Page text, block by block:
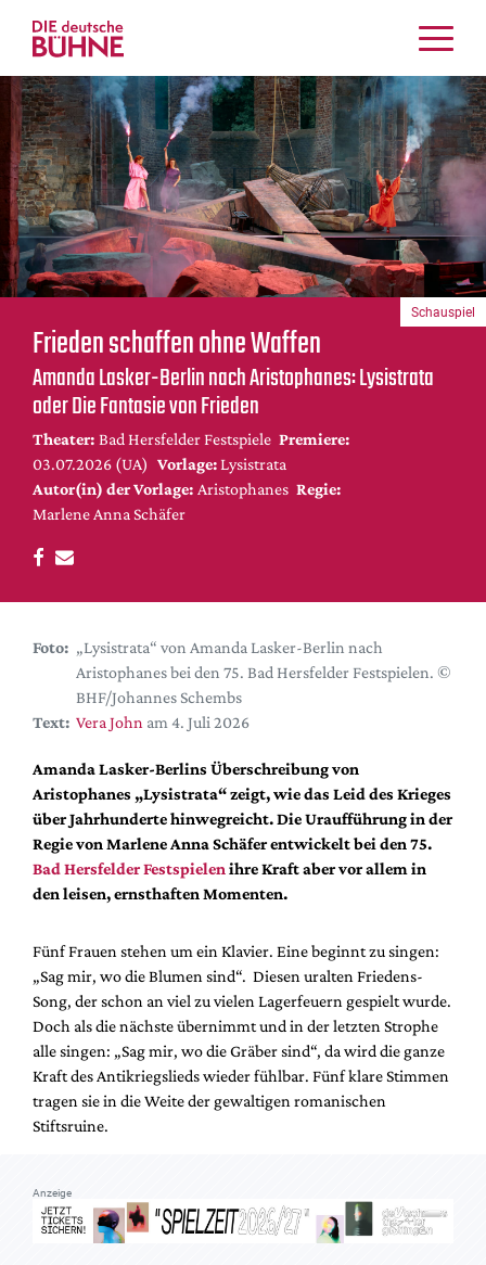
Kritiken
Schauspiel
Musiktheater
Tanz
Crossover
Bühnenwelt
Festivals & Veranstaltungen
Menschen & Theater
Themen
Internationales
Nachrufe
Medientipps
DdB-map
Kalender
Premierensuche
Festival-Planer
Hefte
Alle Hefte
Leseproben
Podcast
Service
Shop / Abo
Newsletter
Redaktion
Partner
Mediadaten
Suche
Frieden schaffen ohne Waffen
Amanda Lasker-Berlin nach Aristophanes: Lysistrata
oder Die Fantasie von Frieden
Theater: Bad Hersfelder Festspiele Premiere:
03.07.2026 (UA) Vorlage: Lysistrata
Autor(in) der Vorlage: Aristophanes Regie:
Marlene Anna Schäfer
Schauspiel
Foto: „Lysistrata“ von Amanda Lasker-Berlin nach
Aristophanes bei den 75. Bad Hersfelder Festspielen. ©
BHF/Johannes Schembs
Text: Vera John am 4. Juli 2026
Amanda Lasker-Berlins Überschreibung von
Aristophanes „Lysistrata“ zeigt, wie das Leid des Krieges
über Jahrhunderte hinwegreicht. Die Uraufführung in der
Regie von Marlene Anna Schäfer entwickelt bei den 75.
Bad Hersfelder Festspielen ihre Kraft aber vor allem in
den leisen, ernsthaften Momenten.
Fünf Frauen stehen um ein Klavier. Eine beginnt zu singen:
„Sag mir, wo die Blumen sind“. Diesen uralten Friedens-
Song, der schon an viel zu vielen Lagerfeuern gespielt wurde.
Doch als die nächste übernimmt und in der letzten Strophe
alle singen: „Sag mir, wo die Gräber sind“, da wird die ganze
Kraft des Antikriegslieds wieder fühlbar. Fünf klare Stimmen
tragen sie in die Weite der gewaltigen romanischen
Stiftsruine.
Anzeige